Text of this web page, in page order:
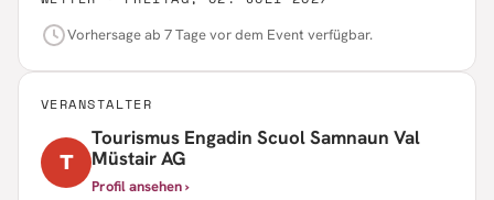
Vorhersage ab 7 Tage vor dem Event verfügbar.
VERANSTALTER
T
Tourismus Engadin Scuol Samnaun Val
Müstair AG
Profil ansehen ›